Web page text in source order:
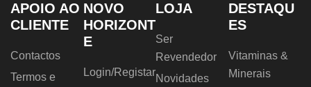
APOIO AO
CLIENTE
Contactos
Termos e
NOVO
HORIZONT
E
Login/Registar
LOJA
Ser
Revendedor
Novidades
DESTAQU
ES
Vitaminas &
Minerais